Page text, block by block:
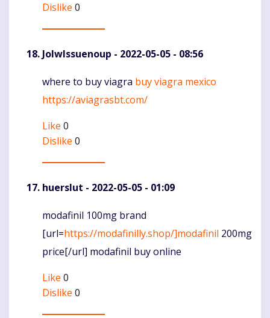
Dislike 0
JolwIssuenoup - 2022-05-05 - 08:56
Komentaras
where to buy viagra buy viagra mexico
https://aviagrasbt.com/
Like 0
Dislike 0
huerslut - 2022-05-05 - 01:09
Komentaras
modafinil 100mg brand
[url=https://modafinilly.shop/]modafinil 200mg
price[/url] modafinil buy online
Like 0
Dislike 0